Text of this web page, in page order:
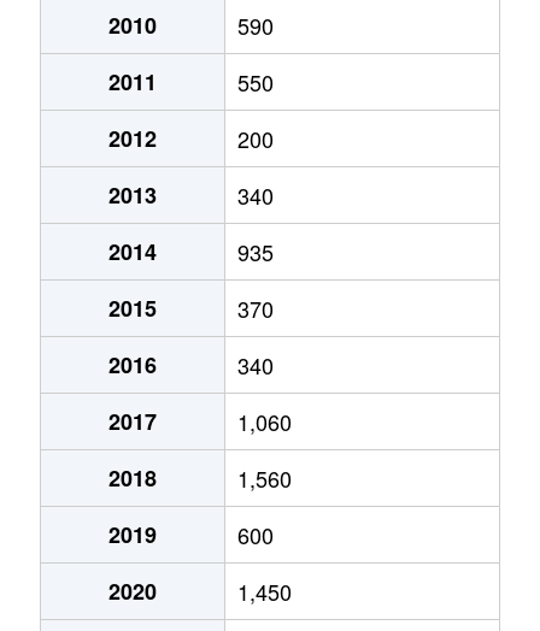
2010
590
2011
550
2012
200
2013
340
2014
935
2015
370
2016
340
2017
1,060
2018
1,560
2019
600
2020
1,450